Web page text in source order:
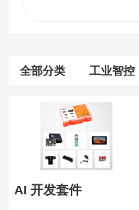
全部分类 工业智控
AI 开发套件